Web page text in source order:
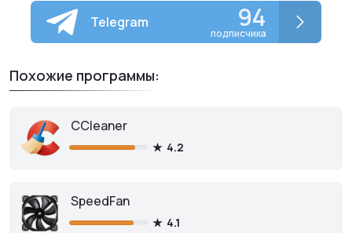
Telegram 94
подписчика
Похожие программы:
CCleaner
4.2
SpeedFan
4.1